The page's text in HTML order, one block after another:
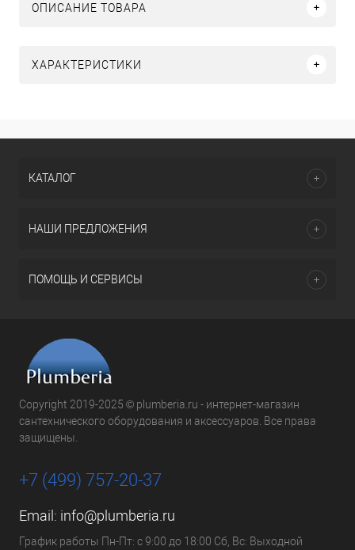
ОПИСАНИЕ ТОВАРА
ХАРАКТЕРИСТИКИ
КАТАЛОГ
НАШИ ПРЕДЛОЖЕНИЯ
ПОМОЩЬ И СЕРВИСЫ
Copyright 2019-2025 © plumberia.ru - интернет-магазин
сантехнического оборудования и аксессуаров. Все права
защищены.
+7 (499) 757-20-37
Email: info@plumberia.ru
График работы Пн-Пт: с 9:00 до 18:00 Сб, Вс: Выходной